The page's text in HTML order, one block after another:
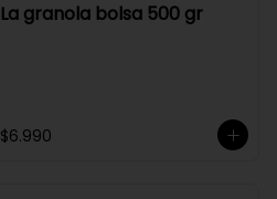
duración es de 12 meses a partir de
La granola bolsa 500 gr
$6.990